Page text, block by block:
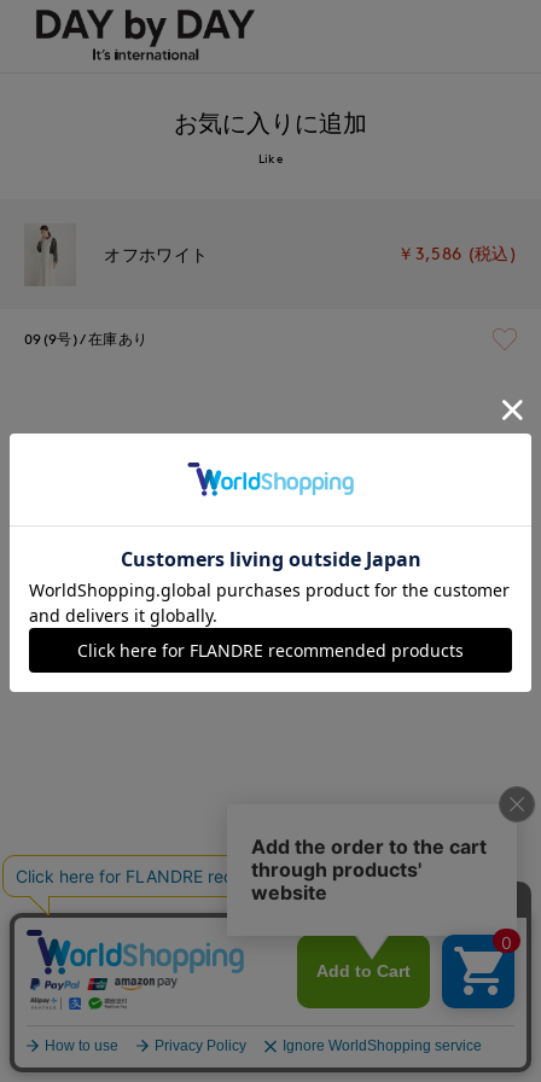
お気に入りに追加
Like
オフホワイト ￥3,586 (税込)
09(9号) 在庫あり